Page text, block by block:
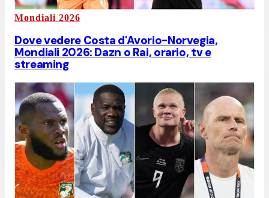
Mondiali 2026
Dove vedere Costa d'Avorio-Norvegia,
Mondiali 2026: Dazn o Rai, orario, tv e
streaming